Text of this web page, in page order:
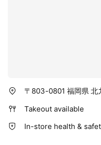
〒803-0801 福岡県 北
Takeout available
In-store health &